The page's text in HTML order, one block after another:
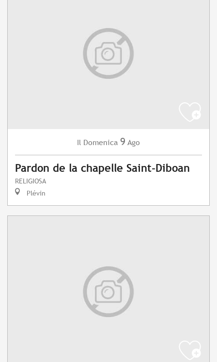
Il Domenica 9 Ago
Pardon de la chapelle Saint-Diboan
RELIGIOSA
Plévin